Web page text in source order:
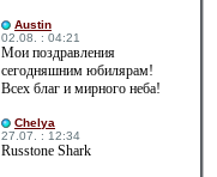
Austin
02.08. : 04:21
Мои поздравления
сегодняшним юбилярам!
Всех благ и мирного неба!
Сhelya
27.07. : 12:34
Russtone Shark